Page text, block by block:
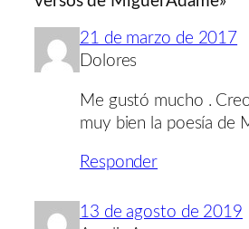
21 de marzo de 2017
Dolores
Me gustó mucho .
muy bien la poesía de
Responder
13 de agosto de 2019